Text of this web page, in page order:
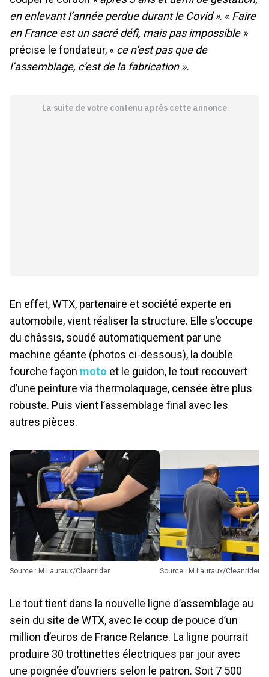
en enlevant l’année perdue durant le Covid ». « Faire
en France est un sacré défi, mais pas impossible »
précise le fondateur, « ce n’est pas que de
l’assemblage, c’est de la fabrication ».
La suite de votre contenu après cette annonce
En effet, WTX, partenaire et société experte en
automobile, vient réaliser la structure. Elle s’occupe
du châssis, soudé automatiquement par une
machine géante (photos ci-dessous), la double
fourche façon moto et le guidon, le tout recouvert
d’une peinture via thermolaquage, censée être plus
robuste. Puis vient l’assemblage final avec les
autres pièces.
Source : M.Lauraux/Cleanrider Source : M.Lauraux/Cleanrider
Le tout tient dans la nouvelle ligne d’assemblage au
sein du site de WTX, avec le coup de pouce d’un
million d’euros de France Relance. La ligne pourrait
produire 30 trottinettes électriques par jour avec
une poignée d’ouvriers selon le patron. Soit 7 500